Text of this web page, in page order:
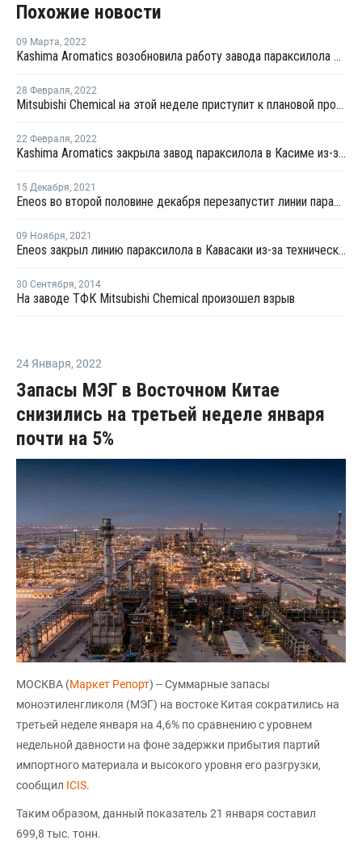
Похожие новости
09 Марта, 2022
Kashima Aromatics возобновила работу завода параксилола в Касиме
28 Февраля, 2022
Mitsubishi Chemical на этой неделе приступит к плановой профилактике на линии ТФК № 2 в Индонезии
22 Февраля, 2022
Kashima Aromatics закрыла завод параксилола в Касиме из-за технических проблем
15 Декабря, 2021
Eneos во второй половине декабря перезапустит линии параксилола в Вакаяме после планового ремонта
09 Ноября, 2021
Eneos закрыл линию параксилола в Кавасаки из-за технических проблем
30 Сентября, 2014
На заводе ТФК Mitsubishi Chemical произошел взрыв
24 Января, 2022
Запасы МЭГ в Восточном Китае
снизились на третьей неделе января
почти на 5%
МОСКВА (Маркет Репорт) -- Суммарные запасы
моноэтиленгликоля (МЭГ) на востоке Китая сократились на
третьей неделе января на 4,6% по сравнению с уровнем
недельной давности на фоне задержки прибытия партий
импортного материала и высокого уровня его разгрузки,
сообщил ICIS.
Таким образом, данный показатель 21 января составил
699,8 тыс. тонн.